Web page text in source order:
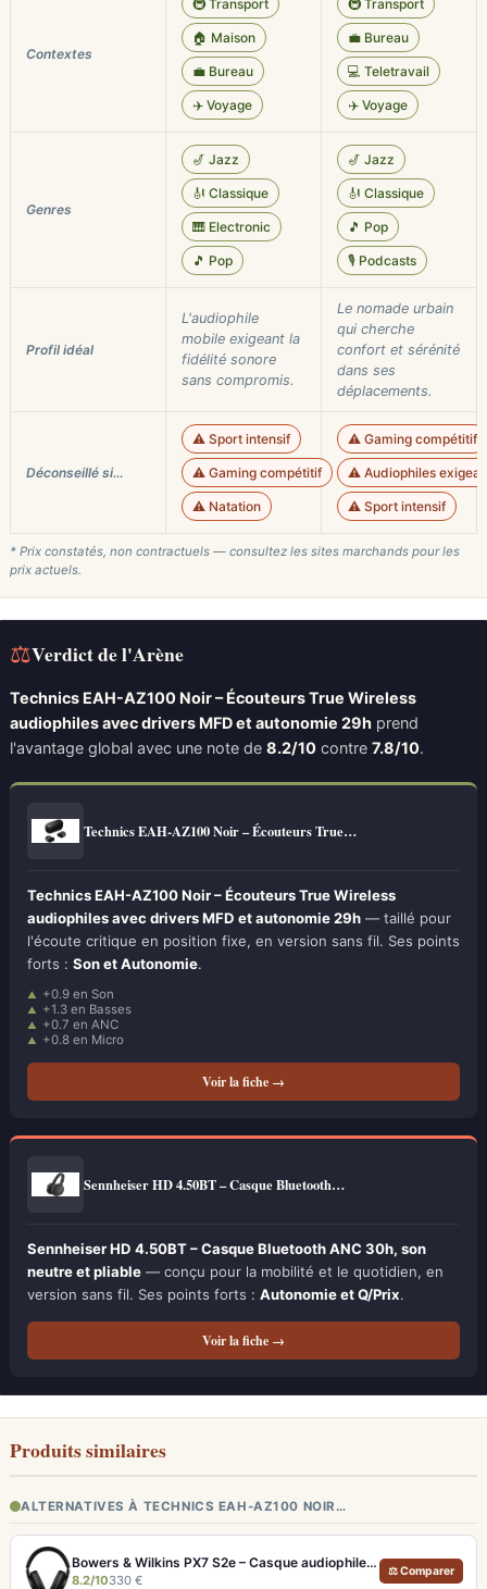
Contextes
🚇 Transport
🏠 Maison
💼 Bureau
✈️ Voyage
🚇 Transport
💼 Bureau
💻 Teletravail
✈️ Voyage
Genres
🎷 Jazz
🎻 Classique
🎹 Electronic
🎵 Pop
🎷 Jazz
🎻 Classique
🎵 Pop
🎙️ Podcasts
Profil idéal
L'audiophile
mobile exigeant la
fidélité sonore
sans compromis.
Le nomade urbain
qui cherche
confort et sérénité
dans ses
déplacements.
Déconseillé si…
⚠️ Sport intensif
⚠️ Gaming compétitif
⚠️ Natation
⚠️ Gaming compétitif
⚠️ Audiophiles
⚠️ Sport intensif
* Prix constatés, non contractuels — consultez les sites marchands pour les
prix actuels.
⚖Verdict de l'Arène
Technics EAH-AZ100 Noir – Écouteurs True Wireless
audiophiles avec drivers MFD et autonomie 29h prend
l'avantage global avec une note de 8.2/10 contre 7.8/10.
Technics EAH-AZ100 Noir – Écouteurs True…
Technics EAH-AZ100 Noir – Écouteurs True Wireless
audiophiles avec drivers MFD et autonomie 29h — taillé pour
l'écoute critique en position fixe, en version sans fil. Ses points
forts : Son et Autonomie.
+0.9 en Son
+1.3 en Basses
+0.7 en ANC
+0.8 en Micro
Voir la fiche →
Sennheiser HD 4.50BT – Casque Bluetooth…
Sennheiser HD 4.50BT – Casque Bluetooth ANC 30h, son
neutre et pliable — conçu pour la mobilité et le quotidien, en
version sans fil. Ses points forts : Autonomie et Q/Prix.
Voir la fiche →
Produits similaires
ALTERNATIVES À TECHNICS EAH-AZ100 NOIR…
Bowers & Wilkins PX7 S2e – Casque audiophile sans fil ANC 30h
8.2/10330 €
⚖ Comparer